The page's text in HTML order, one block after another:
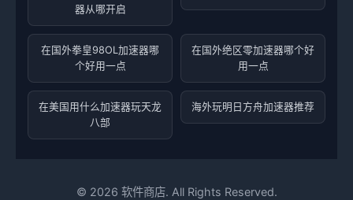
器从哪开启
在国外拳皇98OL加速器哪
个好用一点
在国外绝区零加速器哪个好
用一点
在美国用什么加速器玩天龙
八部
海外玩明日方舟加速器推荐
© 2026 软件商店. All Rights Reserved.